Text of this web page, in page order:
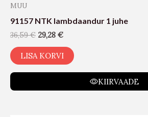
MUU
91157 NTK lambdaandur 1 juhe
36,59€ 29,28 €
LISA KORVI
KIIRVAADE